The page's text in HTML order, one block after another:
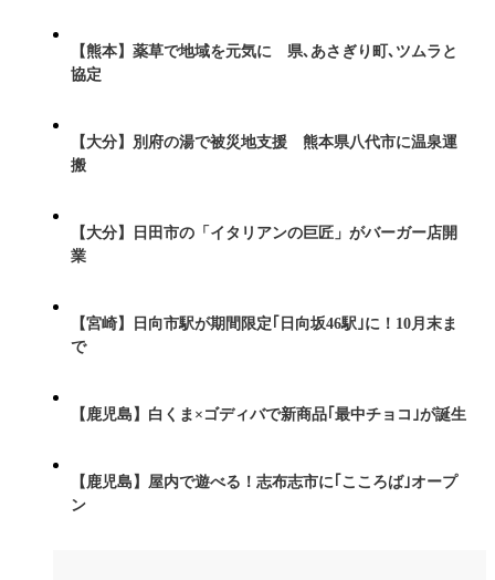
【熊本】薬草で地域を元気に 県､あさぎり町､ツムラと
協定
【大分】別府の湯で被災地支援 熊本県八代市に温泉運
搬
【大分】日田市の「イタリアンの巨匠」がバーガー店開
業
【宮崎】日向市駅が期間限定｢日向坂46駅｣に！10月末ま
で
【鹿児島】白くま×ゴディバで新商品｢最中チョコ｣が誕生
【鹿児島】屋内で遊べる！志布志市に｢こころば｣オープ
ン